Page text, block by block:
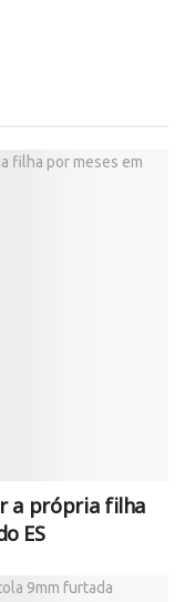
a própria filha
ES